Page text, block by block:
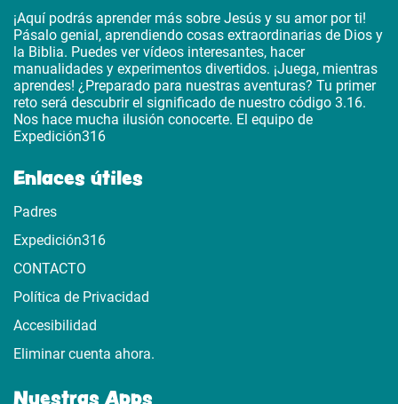
¡Aquí podrás aprender más sobre Jesús y su amor por ti!
Pásalo genial, aprendiendo cosas extraordinarias de Dios y
la Biblia. Puedes ver vídeos interesantes, hacer
manualidades y experimentos divertidos. ¡Juega, mientras
aprendes! ¿Preparado para nuestras aventuras? Tu primer
reto será descubrir el significado de nuestro código 3.16.
Nos hace mucha ilusión conocerte. El equipo de
Expedición316
Enlaces útiles
Padres
Expedición316
CONTACTO
Política de Privacidad
Accesibilidad
Eliminar cuenta ahora.
Nuestras Apps